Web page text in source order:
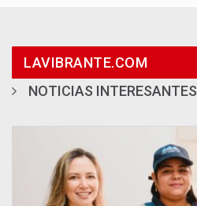
LAVIBRANTE.COM
NOTICIAS INTERESANTES